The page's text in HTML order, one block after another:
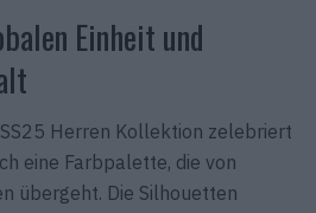
Einheit und
Herren Kollektion zelebriert
eine Farbpalette, die von
übergeht. Die Silhouetten